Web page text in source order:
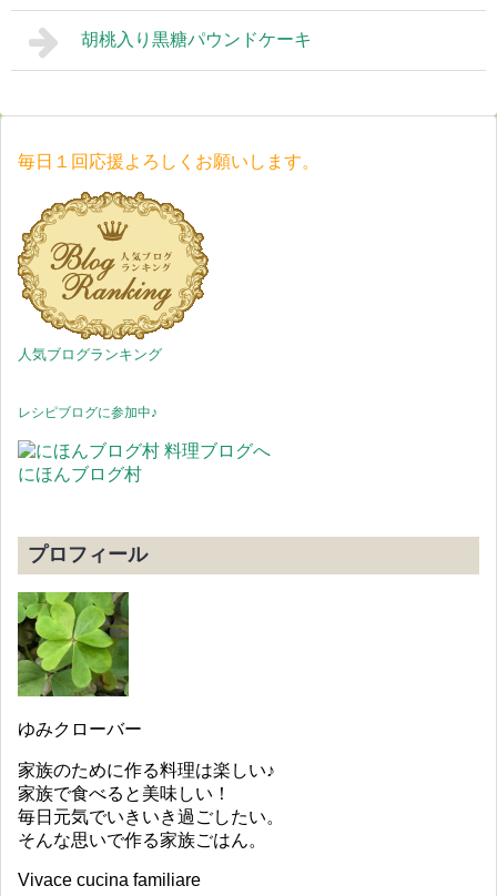
胡桃入り黒糖パウンドケーキ
毎日１回応援よろしくお願いします。
人気ブログランキング
レシピブログに参加中♪
にほんブログ村
プロフィール
ゆみクローバー
家族のために作る料理は楽しい♪
家族で食べると美味しい！
毎日元気でいきいき過ごしたい。
そんな思いで作る家族ごはん。
Vivace cucina familiare